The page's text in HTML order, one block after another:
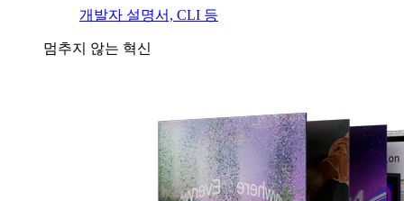
개발자 설명서, CLI 등
멈추지 않는 혁신